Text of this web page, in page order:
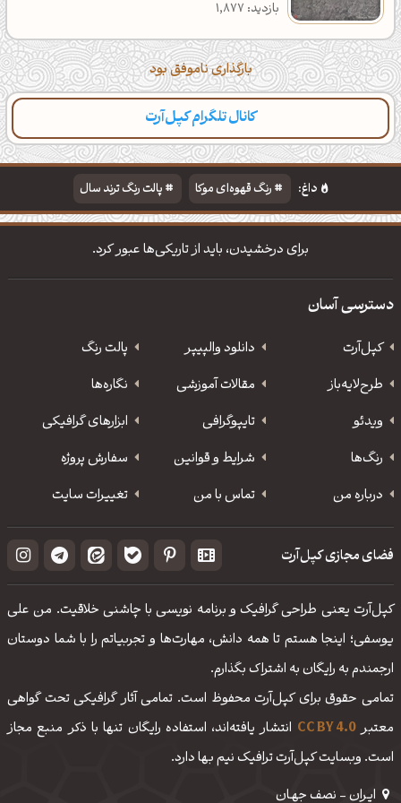
بازدید: 1,877
بارگذاری ناموفق بود
کانال تلگرام کپل‌آرت
داغ: رنگ قهوه‌ای موکا
پالت رنگ ترند سال
دانلود والپیپر مذهبی
تایپوگرافی شعر مولانا
برای درخشیدن، باید از تاریکی‌ها عبور کرد.
دسترسی آسان
کپل‌آرت دانلود‌ والپیپر
پالت رنگ
طرح‌لایه‌باز
مقالات آموزشی
نگاره‌ها
ویدئو
‌تایپوگرافی
ابزارهای گرافیکی
رنگ‌ها
شرایط و قوانین
سفارش پروژه
درباره من
تماس با من تغییرات سایت
فضای مجازی کپل‌آرت
کپل‌آرت یعنی طراحی گرافیک و برنامه نویسی با چاشنی خلاقیت. من علی
یوسفی؛ اینجا هستم تا همه دانش، مهارت‌‌ها و تجربیاتم را با شما دوستان
ارجمندم به رایگان به اشتراک بگذارم.
تمامی حقوق برای کپل‌آرت محفوظ است. تمامی آثار گرافیکی تحت گواهی
معتبرCC BY 4.0 انتشار یافته‌اند، استفاده رایگان تنها با ذکر منبع مجاز
است. وبسایت کپل‌آرت ترافیک نیم بها دارد.
ایـران - نصف جهـان